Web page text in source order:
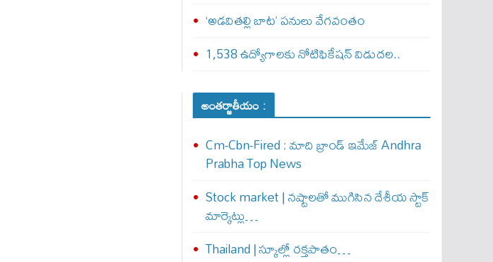
‘అడవితల్లి బాట’ పనులు వేగవంతం
1,538 ఉద్యోగాలకు నోటిఫికేషన్ విడుదల..
అంతర్జాతీయం :
Cm-Cbn-Fired : మాది బ్రాండ్ ఇమేజ్ Andhra
Prabha Top News
Stock market | నష్టాలతో ముగిసిన దేశీయ స్టాక్
మార్కెట్లు…
Thailand | స్కూల్లో రక్తపాతం…